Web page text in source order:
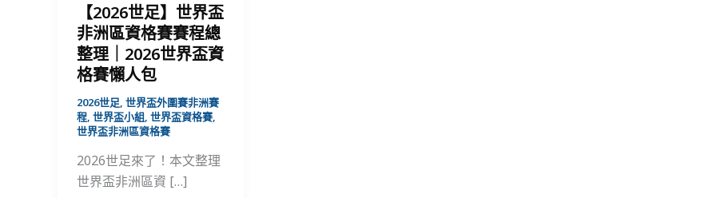
【2026世足】世界盃
非洲區資格賽賽程總
整理｜2026世界盃資
格賽懶人包
2026世足 世界盃外圍賽非洲賽
程 世界盃小組 世界盃資格賽
世界盃非洲區資格賽
2026世足來了！本文整理
世界盃非洲區資 […]